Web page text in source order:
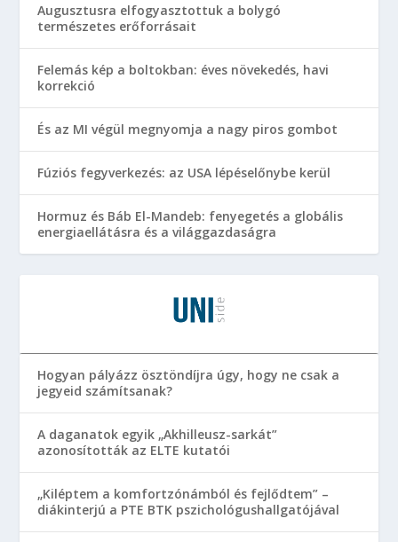
Augusztusra elfogyasztottuk a bolygó
természetes erőforrásait
Felemás kép a boltokban: éves növekedés, havi
korrekció
És az MI végül megnyomja a nagy piros gombot
Fúziós fegyverkezés: az USA lépéselőnybe kerül
Hormuz és Báb El-Mandeb: fenyegetés a globális
energiaellátásra és a világgazdaságra
Hogyan pályázz ösztöndíjra úgy, hogy ne csak a
jegyeid számítsanak?
A daganatok egyik „Akhilleusz-sarkát”
azonosították az ELTE kutatói
„Kiléptem a komfortzónámból és fejlődtem” –
diákinterjú a PTE BTK pszichológushallgatójával